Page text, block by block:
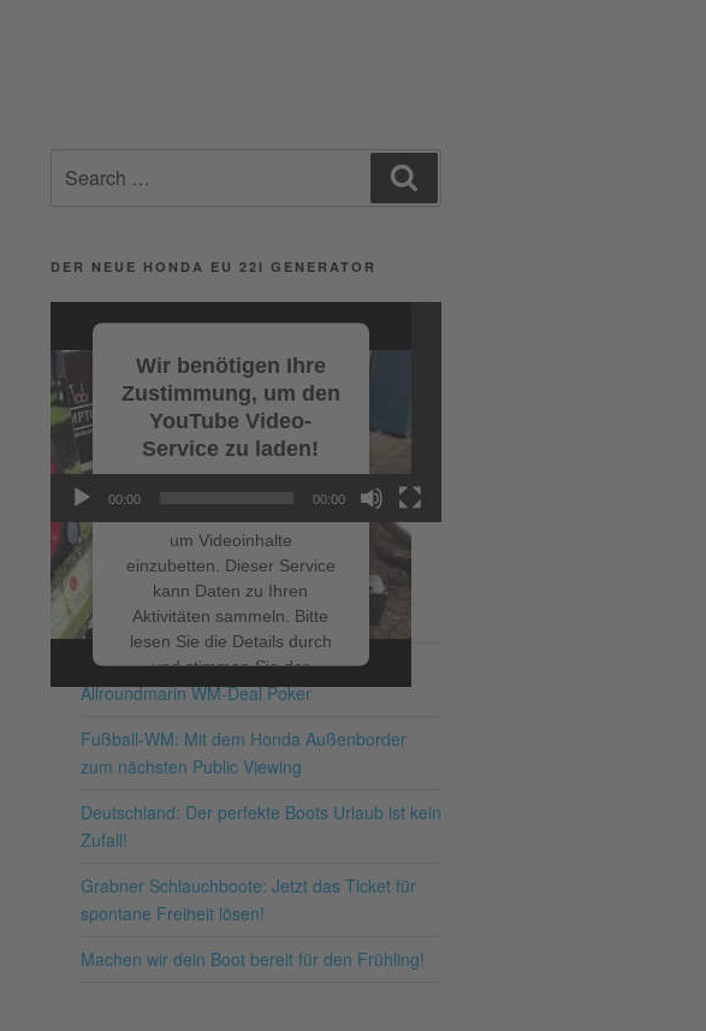
for:
DER NEUE HONDA EU 22I GENERATOR
Wir benötigen Ihre
Zustimmung, um den
YouTube Video-
Service zu laden!
um Videoinhalte
einzubetten. Dieser Service
kann Daten zu Ihren
Aktivitäten sammeln. Bitte
lesen Sie die Details durch
und stimmen Sie der
Nutzung des Service zu, um
Powered byUsercentrics
Consent Management
00:00 00:00
NEUESTE BEITRÄGE
Schnappe dir bis zum 19.07.2026 – den
Allroundmarin WM-Deal Poker
Fußball-WM: Mit dem Honda Außenborder
zum nächsten Public Viewing
Deutschland: Der perfekte Boots Urlaub ist kein
Zufall!
Grabner Schlauchboote: Jetzt das Ticket für
spontane Freiheit lösen!
Machen wir dein Boot bereit für den Frühling!